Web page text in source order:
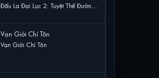
Đấu La Đại Lục 2: Tuyệt Thế Đường
Vạn Giới Chí Tôn
Vạn Giới Chí Tôn